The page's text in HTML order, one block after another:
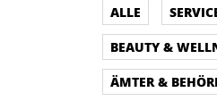
ALLE
BEAUTY &
ÄMTER &